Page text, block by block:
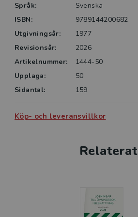
Språk:
Svenska
ISBN:
9789144200682
Utgivningsår:
1977
Revisionsår:
2026
Artikelnummer:
1444-50
Upplaga:
50
Sidantal:
159
Köp- och leveransvillkor
Relaterat